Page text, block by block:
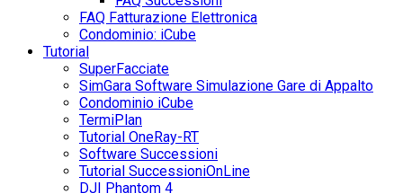
FAQ Fatturazione Elettronica
Condominio: iCube
Tutorial
SuperFacciate
SimGara Software Simulazione Gare di Appalto
Condominio iCube
TermiPlan
Tutorial OneRay-RT
Software Successioni
Tutorial SuccessioniOnLine
DJI Phantom 4